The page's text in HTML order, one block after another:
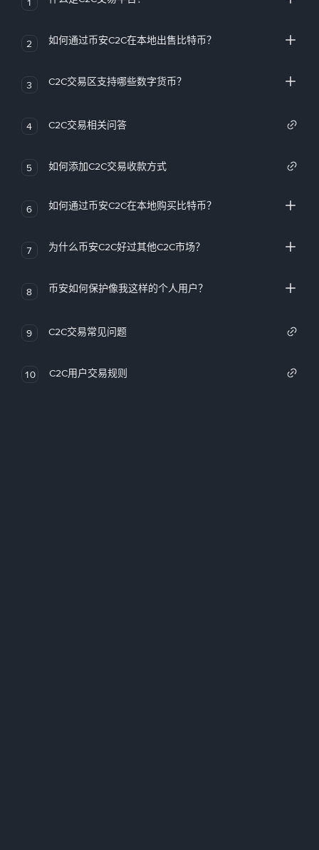
2 如何通过币安C2C在本地出售比特币？
3 C2C交易区支持哪些数字货币？
4 C2C交易相关问答
5 如何添加C2C交易收款方式
6 如何通过币安C2C在本地购买比特币？
7 为什么币安C2C好过其他C2C市场？
8 币安如何保护像我这样的个人用户？
9 C2C交易常见问题
10 C2C用户交易规则